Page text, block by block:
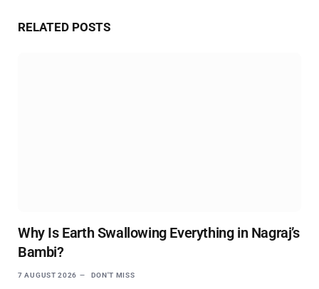
RELATED POSTS
Why Is Earth Swallowing Everything in Nagraj’s
Bambi?
7 AUGUST 2026 DON'T MISS